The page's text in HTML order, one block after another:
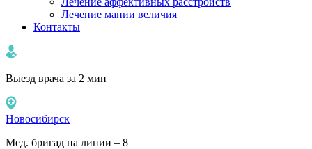
Лечение мании величия
Контакты
Выезд врача за 2 мин
Новосибирск
Мед. бригад на линии – 8